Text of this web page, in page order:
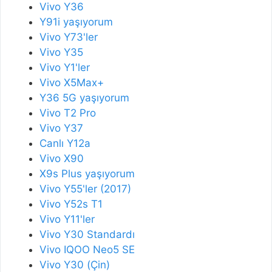
Vivo Y36
Y91i yaşıyorum
Vivo Y73'ler
Vivo Y35
Vivo Y1'ler
Vivo X5Max+
Y36 5G yaşıyorum
Vivo T2 Pro
Vivo Y37
Canlı Y12a
Vivo X90
X9s Plus yaşıyorum
Vivo Y55'ler (2017)
Vivo Y52s T1
Vivo Y11'ler
Vivo Y30 Standardı
Vivo IQOO Neo5 SE
Vivo Y30 (Çin)